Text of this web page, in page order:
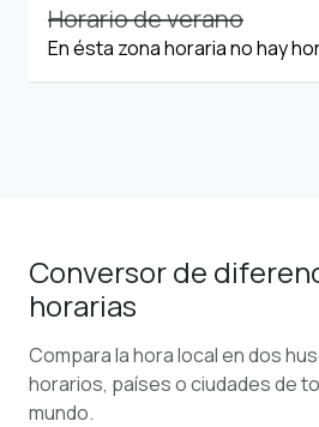
Horario de verano
En ésta zona horaria no hay
Conversor de
horarias
Compara la hora local en dos
horarios, países o ciudades de
mundo.